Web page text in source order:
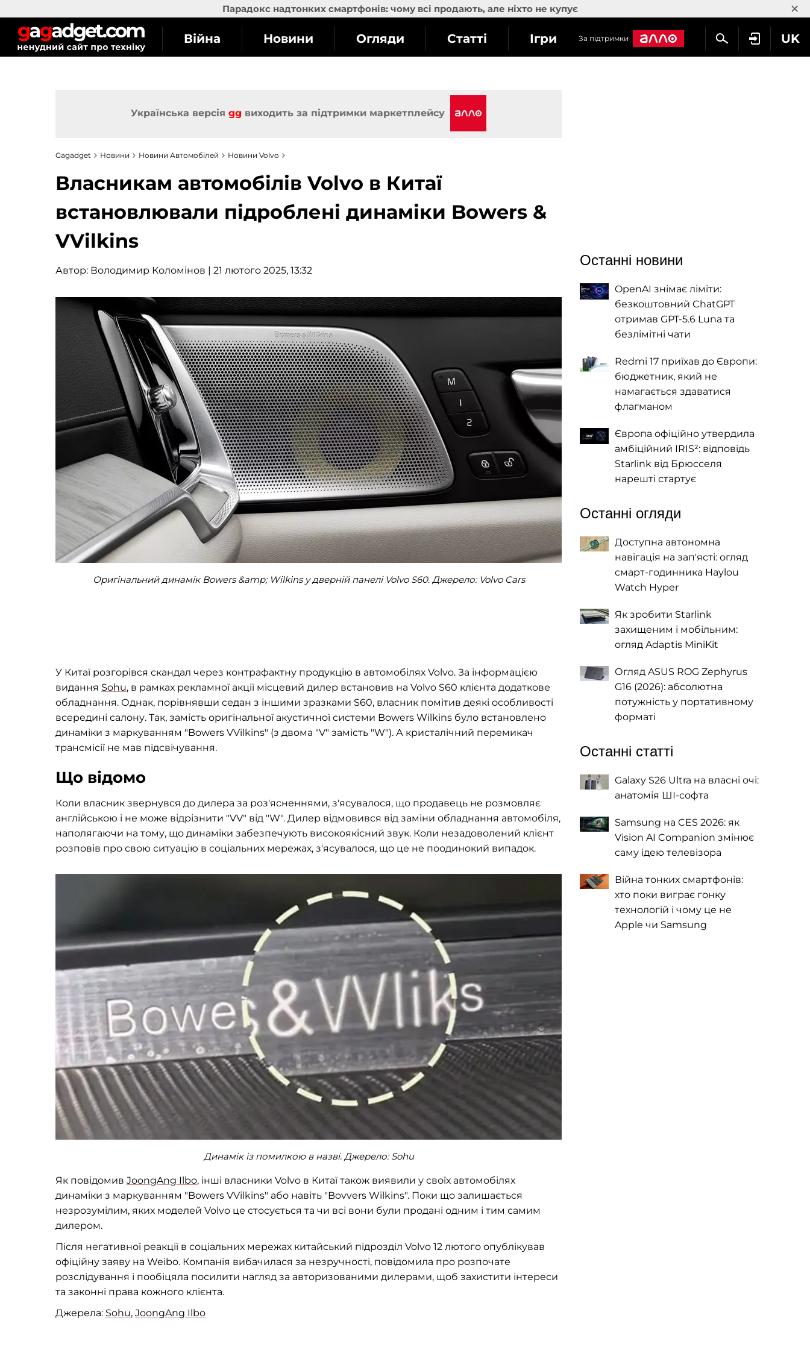
Парадокс надтонких смартфонів: чому всі продають, але ніхто не купує ×
UK
Війна Новини Огляди Статті Ігри За підтримки
Українська версія gg виходить за підтримки маркетплейсу
Gagadget Новини Новини Автомобілей Новини Volvo
Власникам автомобілів Volvo в Китаї
встановлювали підроблені динаміки Bowers &
VVilkins
Автор: Володимир Коломінов | 21 лютого 2025, 13:32
Оригінальний динамік Bowers &amp; Wilkins у дверній панелі Volvo S60. Джерело: Volvo Cars
У Китаї розгорівся скандал через контрафактну продукцію в автомобілях Volvo. За інформацією
видання Sohu, в рамках рекламної акції місцевий дилер встановив на Volvo S60 клієнта додаткове
обладнання. Однак, порівнявши седан з іншими зразками S60, власник помітив деякі особливості
всередині салону. Так, замість оригінальної акустичної системи Bowers Wilkins було встановлено
динаміки з маркуванням "Bowers VVilkins" (з двома "V" замість "W"). А кристалічний перемикач
трансмісії не мав підсвічування.
Що відомо
Коли власник звернувся до дилера за роз'ясненнями, з'ясувалося, що продавець не розмовляє
англійською і не може відрізнити "VV" від "W". Дилер відмовився від заміни обладнання автомобіля,
наполягаючи на тому, що динаміки забезпечують високоякісний звук. Коли незадоволений клієнт
розповів про свою ситуацію в соціальних мережах, з'ясувалося, що це не поодинокий випадок.
Динамік із помилкою в назві. Джерело: Sohu
Як повідомив JoongAng Ilbo, інші власники Volvo в Китаї також виявили у своїх автомобілях
динаміки з маркуванням "Bowers VVilkins" або навіть "Bovvers Wilkins". Поки що залишається
незрозумілим, яких моделей Volvo це стосується та чи всі вони були продані одним і тим самим
дилером.
Після негативної реакції в соціальних мережах китайський підрозділ Volvo 12 лютого опублікував
офіційну заяву на Weibo. Компанія вибачилася за незручності, повідомила про розпочате
розслідування і пообіцяла посилити нагляд за авторизованими дилерами, щоб захистити інтереси
та законні права кожного клієнта.
Джерела: Sohu, JoongAng Ilbo
Останні новини
OpenAI знімає ліміти:
безкоштовний ChatGPT
отримав GPT-5.6 Luna та
безлімітні чати
Redmi 17 приїхав до Європи:
бюджетник, який не
намагається здаватися
флагманом
Європа офіційно утвердила
амбіційний IRIS²: відповідь
Starlink від Брюсселя
нарешті стартує
Останні огляди
Доступна автономна
навігація на зап'ясті: огляд
смарт-годинника Haylou
Watch Hyper
Як зробити Starlink
захищеним і мобільним:
огляд Adaptis MiniKit
Огляд ASUS ROG Zephyrus
G16 (2026): абсолютна
потужність у портативному
форматі
Останні статті
Galaxy S26 Ultra на власні очі:
анатомія ШІ-софта
Samsung на CES 2026: як
Vision AI Companion змінює
саму ідею телевізора
Війна тонких смартфонів:
хто поки виграє гонку
технологій і чому це не
Apple чи Samsung